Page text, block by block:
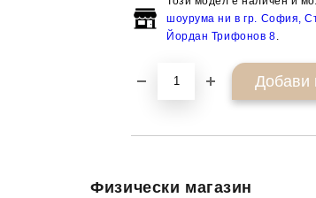
шоурума ни в гр. София,
Йордан Трифонов 8
Физически магазин